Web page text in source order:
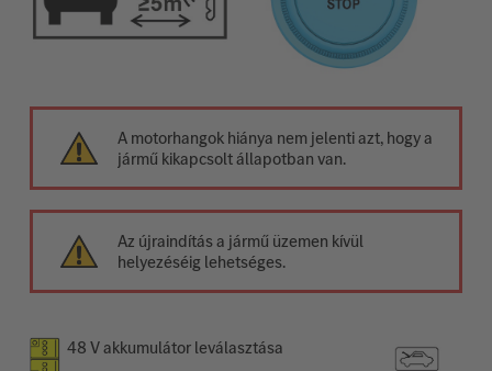
A motorhangok hiánya nem jelenti azt, hogy a
jármű kikapcsolt állapotban van.
Az újraindítás a jármű üzemen kívül
helyezéséig lehetséges.
48 V akkumulátor leválasztása